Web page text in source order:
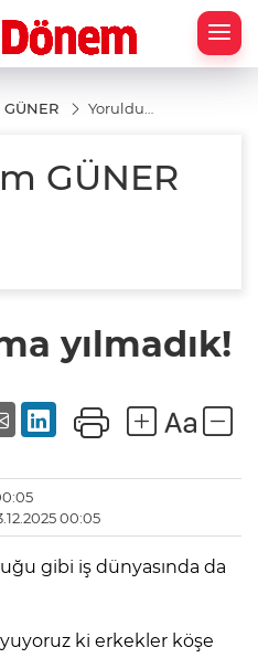
Yorulduk
GÜNER
yılmadık!
00:05
gibi iş dünyasında da
ki erkekler köşe